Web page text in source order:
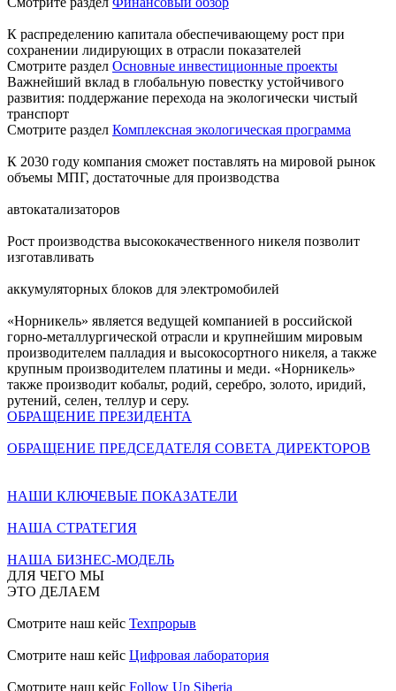
К распределению капитала обеспечивающему рост при
сохранении лидирующих в отрасли показателей
Смотрите раздел Основные инвестиционные проекты
Важнейший вклад в глобальную повестку устойчивого
развития: поддержание перехода на экологически чистый
транспорт
Смотрите раздел Комплексная экологическая программа
К 2030 году компания сможет поставлять на мировой рынок
объемы МПГ, достаточные для производства
автокатализаторов
Рост производства высококачественного никеля позволит
изготавливать
аккумуляторных блоков для электромобилей
«Норникель» является ведущей компанией в российской
горно-металлургической отрасли и крупнейшим мировым
производителем палладия и высокосортного никеля, а также
крупным производителем платины и меди. «Норникель»
также производит кобальт, родий, серебро, золото, иридий,
рутений, селен, теллур и серу.
ОБРАЩЕНИЕ ПРЕЗИДЕНТА
ОБРАЩЕНИЕ ПРЕДСЕДАТЕЛЯ СОВЕТА ДИРЕКТОРОВ
НАШИ КЛЮЧЕВЫЕ ПОКАЗАТЕЛИ
НАША СТРАТЕГИЯ
НАША БИЗНЕС-МОДЕЛЬ
ДЛЯ ЧЕГО МЫ
ЭТО ДЕЛАЕМ
Смотрите наш кейс Техпрорыв
Смотрите наш кейс Цифровая лаборатория
Смотрите наш кейс Follow Up Siberia